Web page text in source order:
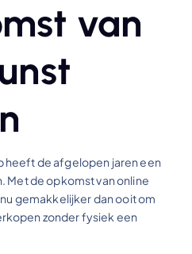
van
heeft de afgelopen jaren een
Met de opkomst van online
gemakkelijker dan ooit om
zonder fysiek een